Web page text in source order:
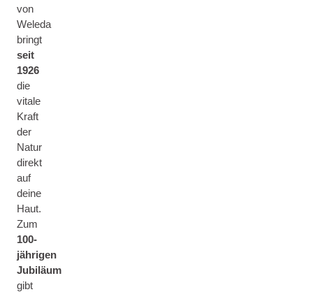
von
Weleda
bringt
seit
1926
die
vitale
Kraft
der
Natur
direkt
auf
deine
Haut.
Zum
100-
jährigen
Jubiläum
gibt